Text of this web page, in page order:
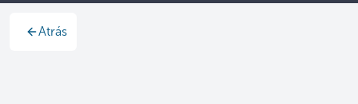
Atrás